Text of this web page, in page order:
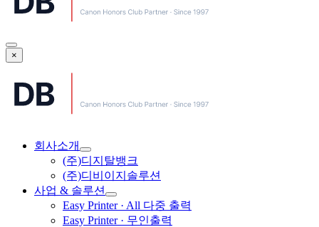
×
회사소개
(주)디지탈뱅크
(주)디비이지솔루션
사업 & 솔루션
Easy Printer · All 다중 출력
Easy Printer · 무인출력